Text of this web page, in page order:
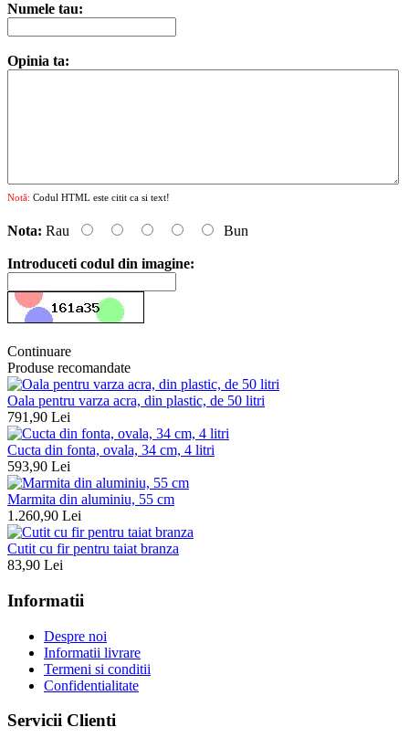
Numele tau:
Opinia ta:
Notă: Codul HTML este citit ca si text!
Nota: Rau Bun
Introduceti codul din imagine:
Continuare
Produse recomandate
Oala pentru varza acra, din plastic, de 50 litri
791,90 Lei
Cucta din fonta, ovala, 34 cm, 4 litri
593,90 Lei
Marmita din aluminiu, 55 cm
1.260,90 Lei
Cutit cu fir pentru taiat branza
83,90 Lei
Informatii
Despre noi
Informatii livrare
Termeni si conditii
Confidentialitate
Servicii Clienti